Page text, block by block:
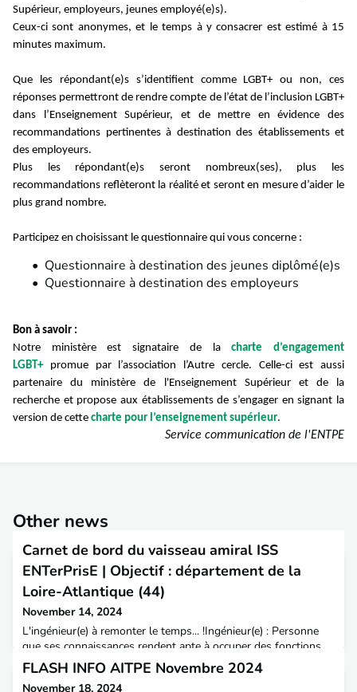
Supérieur, employeurs, jeunes employé(e)s).
Ceux-ci sont anonymes, et le temps à y consacrer est estimé à 15
minutes maximum.
Que les répondant(e)s s’identifient comme LGBT+ ou non, ces
réponses permettront de rendre compte de l’état de l’inclusion LGBT+
dans l’Enseignement Supérieur, et de mettre en évidence des
recommandations pertinentes à destination des établissements et
des employeurs.
Plus les répondant(e)s seront nombreux(ses), plus les
recommandations reflèteront la réalité et seront en mesure d’aider le
plus grand nombre.
Participez en choisissant le questionnaire qui vous concerne :
Questionnaire à destination des jeunes diplômé(e)s
Questionnaire à destination des employeurs
Bon à savoir :
Notre ministère est signataire de lacharte d’engagement
LGBT+promue par l’association l’Autre cercle. Celle-ci est aussi
partenaire du ministère de l'Enseignement Supérieur et de la
recherche et propose aux établissements de s’engager en signant la
version de cette charte pour l’enseignement supérieur.
Service communication de l'ENTPE
Other news
Carnet de bord du vaisseau amiral ISS
ENTerPrisE | Objectif : département de la
Loire-Atlantique (44)
November 14, 2024
L'ingénieur(e) à remonter le temps... !Ingénieur(e) : Personne
que ses connaissances rendent apte à occuper des fonctions
scientifiques ou techniques actives en vue de prévoir, créer,
organiser, diriger, contrôler les travaux qui en découlent, ainsi
FLASH INFO AITPE Novembre 2024
November 18, 2024